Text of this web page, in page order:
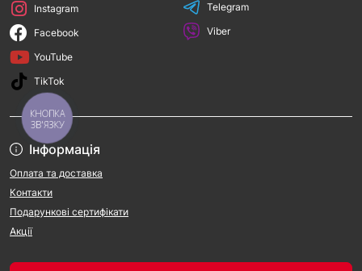
Інформація
Оплата та доставка
Контакти
Подарункові сертифікати
Акції
Instagram
Facebook
YouTube
TikTok
Telegram
Viber
КНОПКА
ЗВ'ЯЗКУ